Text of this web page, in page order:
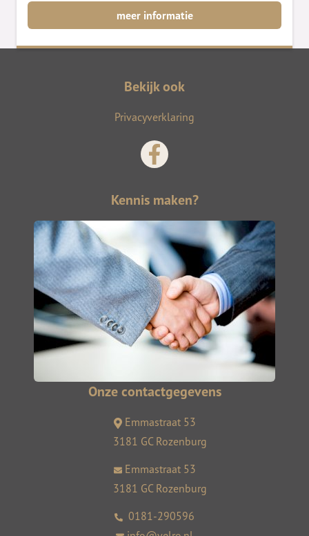
meer informatie
Bekijk ook
Privacyverklaring
Kennis maken?
Onze contactgegevens
Emmastraat 53
3181 GC Rozenburg
Emmastraat 53
3181 GC Rozenburg
0181-290596